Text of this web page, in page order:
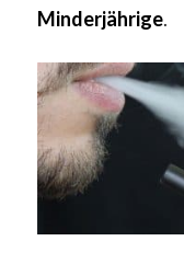
Minderjährige.